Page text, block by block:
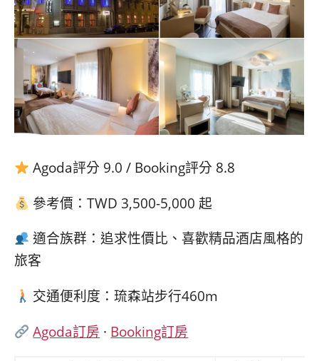
Agoda評分 9.0 / Booking評分 8.8
參考價：TWD 3,500-5,000 起
適合族群：追求性價比、喜歡精品酒店風格的
旅客
交通便利度：琉森站步行460m
Agoda訂房 · Booking訂房